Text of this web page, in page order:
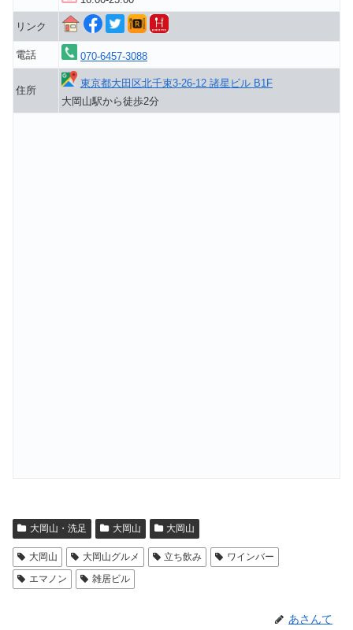
リンク
電話 070-6457-3088
住所
東京都大田区北千束3-26-12 諸星ビル B1F
大岡山駅から徒歩2分
大岡山・洗足 大岡山 大岡山
大岡山 大岡山グルメ 立ち飲み
ワインバー
エマノン
雑居ビル
あさんて